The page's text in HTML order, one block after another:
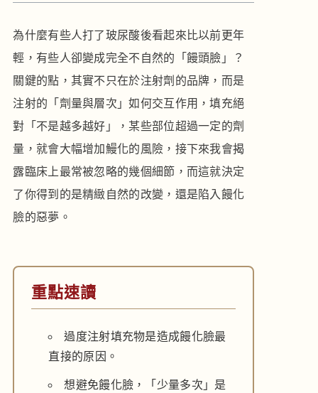
為什麼有些人打了玻尿酸後看起來比以前更年
輕，有些人卻變成完全不自然的「饅頭臉」？
關鍵的點，其實不只在於注射劑的品牌，而是
注射的「劑量與層次」如何交互作用，填充絕
對「不是越多越好」，某些部位超過一定的劑
量，就會大幅增加鰻化的風險，接下來我會揭
露臨床上最常被忽略的幾個細節，而這就決定
了你得到的是精緻自然的改變，還是陷入饅化
臉的惡夢。
重點速讀
過度注射填充物是造成饅化臉最
直接的原因。
想避免饅化臉，「少量多次」是